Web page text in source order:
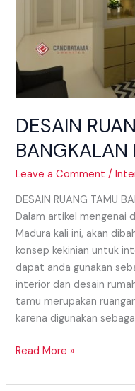
DESAIN
BANGKALAN
Leave a Comment /
DESAIN RUANG TAMU
Dalam artikel mengenai
Madura kali ini, akan
konsep kekinian untuk
dapat anda gunakan
interior dan desain
tamu merupakan
karena digunakan
Read More »